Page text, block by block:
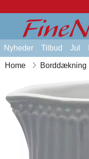
Nyheder Tilbud Jul
Home Borddækning